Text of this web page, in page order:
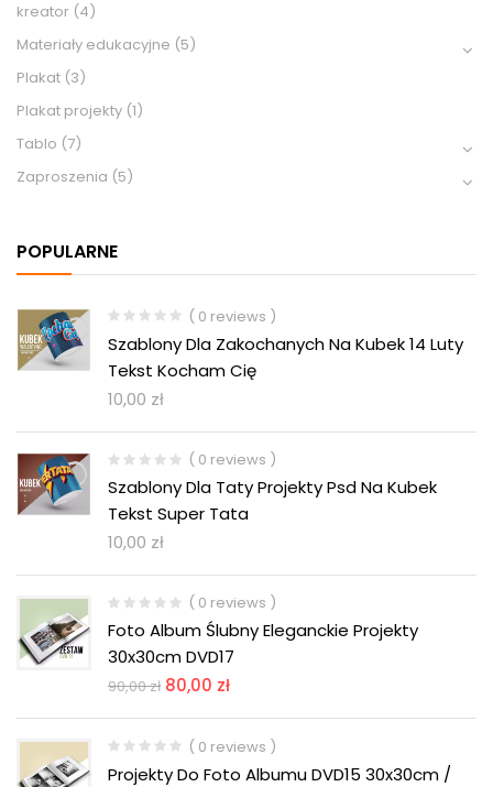
kreator (4)
Materiały edukacyjne (5)
Plakat (3)
Plakat projekty (1)
Tablo (7)
Zaproszenia (5)
POPULARNE
( 0 reviews )
Szablony Dla Zakochanych Na Kubek 14 Luty
Tekst Kocham Cię
10,00 zł
( 0 reviews )
Szablony Dla Taty Projekty Psd Na Kubek
Tekst Super Tata
10,00 zł
( 0 reviews )
Foto Album Ślubny Eleganckie Projekty
30x30cm DVD17
90,00zł 80,00 zł
( 0 reviews )
Projekty Do Foto Albumu DVD15 30x30cm /